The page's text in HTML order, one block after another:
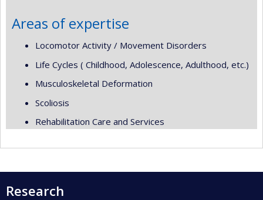
Areas of expertise
Locomotor Activity / Movement Disorders
Life Cycles ( Childhood, Adolescence, Adulthood, etc.)
Musculoskeletal Deformation
Scoliosis
Rehabilitation Care and Services
Research